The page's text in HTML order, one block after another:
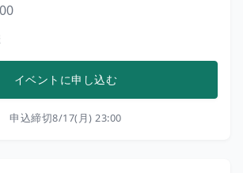
イベントに申し込む
申込締切8/17(月) 23:00